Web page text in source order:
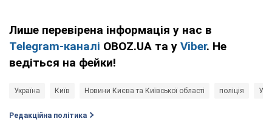
Лише перевірена інформація у нас в
Telegram-каналі OBOZ.UA та у Viber. Не
ведіться на фейки!
Україна Київ Новини Києва та Київської області поліція
Редакційна політика